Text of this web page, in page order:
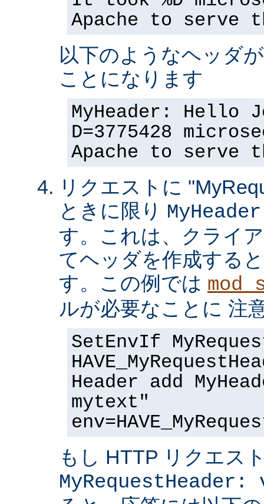
Apache to serve
以下のようなヘッダ
ことになります
MyHeader: Hello
D=3775428
Apache to serve
リクエストに
ときに限り MyHeader
す。これは、クライ
てヘッダを作成する
す。この例では
ルが必要なことに 注
SetEnvIf
Header add
mytext"
もし HTTP リクエス
MyRequestHeader: